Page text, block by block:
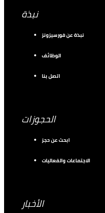
نبذة
نبذة عن فورسيزونز
الوظائف
اتصل بنا
الحجوزات
ابحث عن حجز
الاجتماعات والفعاليات
الأخبار